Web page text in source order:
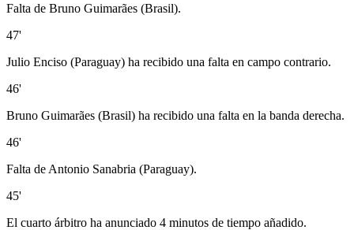
Falta de Bruno Guimarães (Brasil).
47'
Julio Enciso (Paraguay) ha recibido una falta en campo contrario.
46'
Bruno Guimarães (Brasil) ha recibido una falta en la banda derecha.
46'
Falta de Antonio Sanabria (Paraguay).
45'
El cuarto árbitro ha anunciado 4 minutos de tiempo añadido.